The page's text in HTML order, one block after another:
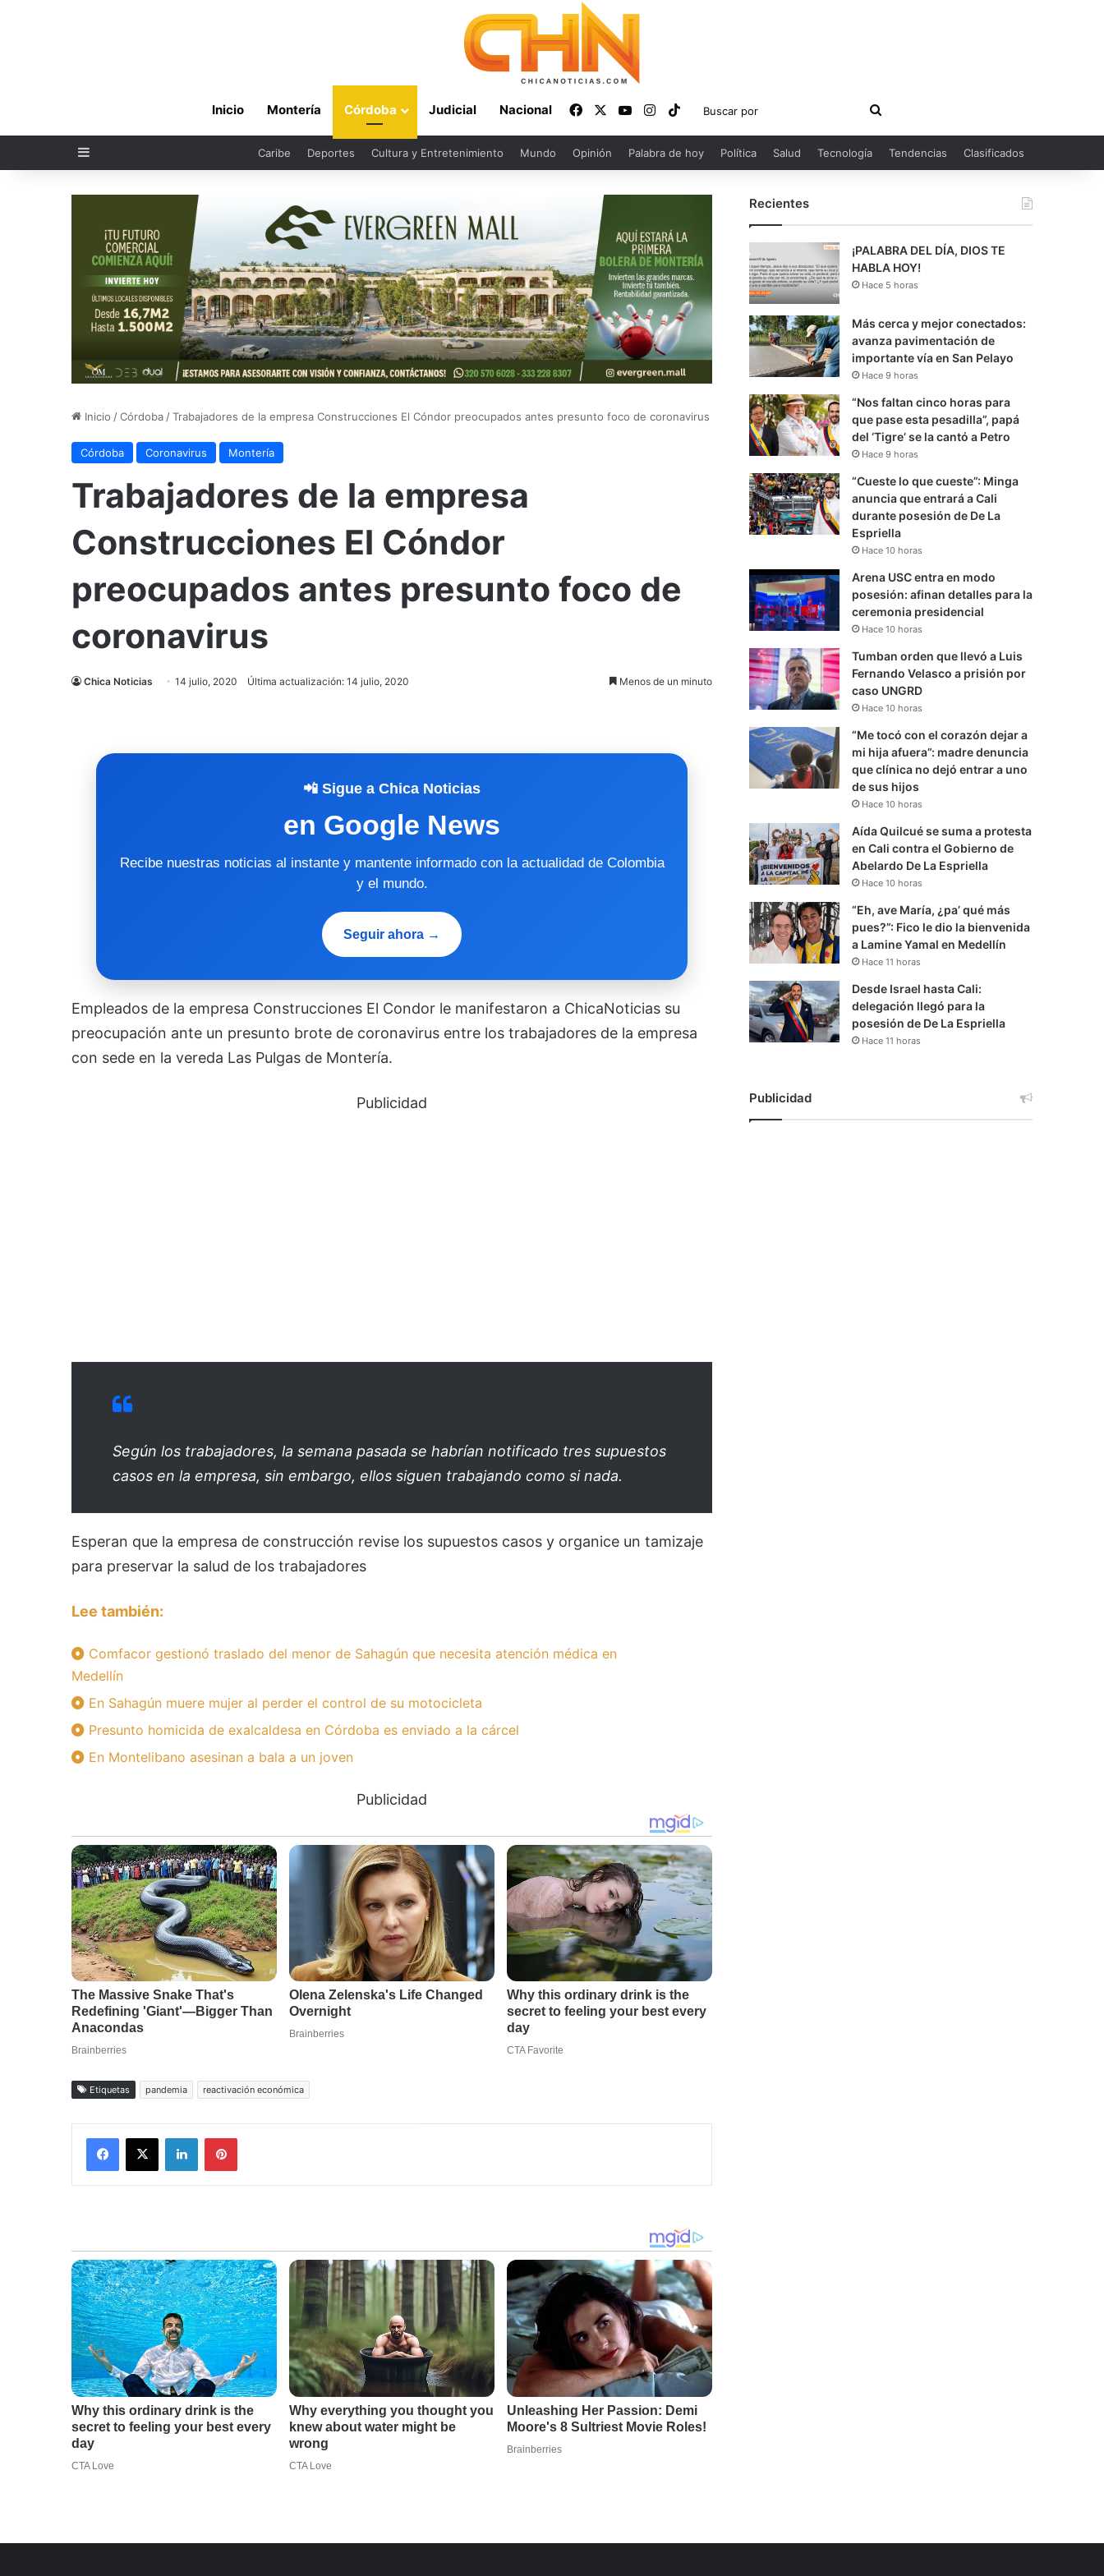
Inicio Montería Córdoba Judicial Nacional FacebookYouTubeInstagram
TikTok
Buscar
por
Sidebar Caribe Deportes Cultura y Entretenimiento Mundo Opinión Palabra de hoy Política Salud Tecnología Tendencias Clasificados
Inicio /Córdoba /Trabajadores de la empresa Construcciones El Cóndor preocupados antes presunto foco de coronavirus
Córdoba Coronavirus Montería
Trabajadores de la empresa
Construcciones El Cóndor
preocupados antes presunto foco de
coronavirus
Chica Noticias 14 julio, 2020 Última actualización: 14 julio, 2020 Menos de un minuto
📲 Sigue a Chica Noticias
en Google News
Recibe nuestras noticias al instante y mantente informado con la actualidad de Colombia
y el mundo.
Seguir ahora →
Empleados de la empresa Construcciones El Condor le manifestaron a ChicaNoticias su
preocupación ante un presunto brote de coronavirus entre los trabajadores de la empresa
con sede en la vereda Las Pulgas de Montería.
Publicidad
Según los trabajadores, la semana pasada se habrían notificado tres supuestos
casos en la empresa, sin embargo, ellos siguen trabajando como si nada.
Esperan que la empresa de construcción revise los supuestos casos y organice un tamizaje
para preservar la salud de los trabajadores
Lee también:
Comfacor gestionó traslado del menor de Sahagún que necesita atención médica en
Medellín
En Sahagún muere mujer al perder el control de su motocicleta
Presunto homicida de exalcaldesa en Córdoba es enviado a la cárcel
En Montelibano asesinan a bala a un joven
Publicidad
Etiquetas pandemia reactivación económica
Facebook
X LinkedInPinterest
Recientes
¡PALABRA DEL DÍA, DIOS TE
HABLA HOY!
Hace 5 horas
Más cerca y mejor conectados:
avanza pavimentación de
importante vía en San Pelayo
Hace 9 horas
“Nos faltan cinco horas para
que pase esta pesadilla”, papá
del ‘Tigre’ se la cantó a Petro
Hace 9 horas
“Cueste lo que cueste”: Minga
anuncia que entrará a Cali
durante posesión de De La
Espriella
Hace 10 horas
Arena USC entra en modo
posesión: afinan detalles para la
ceremonia presidencial
Hace 10 horas
Tumban orden que llevó a Luis
Fernando Velasco a prisión por
caso UNGRD
Hace 10 horas
“Me tocó con el corazón dejar a
mi hija afuera”: madre denuncia
que clínica no dejó entrar a uno
de sus hijos
Hace 10 horas
Aída Quilcué se suma a protesta
en Cali contra el Gobierno de
Abelardo De La Espriella
Hace 10 horas
“Eh, ave María, ¿pa’ qué más
pues?”: Fico le dio la bienvenida
a Lamine Yamal en Medellín
Hace 11 horas
Desde Israel hasta Cali:
delegación llegó para la
posesión de De La Espriella
Hace 11 horas
Publicidad